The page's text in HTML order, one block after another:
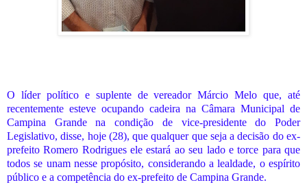
O líder político e suplente de vereador Márcio Melo que, até
recentemente esteve ocupando cadeira na Câmara Municipal de
Campina Grande na condição de vice-presidente do Poder
Legislativo, disse, hoje (28), que qualquer que seja a decisão do ex-
prefeito Romero Rodrigues ele estará ao seu lado e torce para que
todos se unam nesse propósito, considerando a lealdade, o espírito
público e a competência do ex-prefeito de Campina Grande.